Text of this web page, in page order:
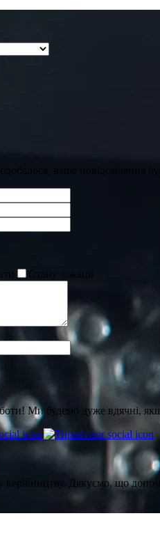
ваше повідомлення
Стану локації
Ми будемо дуже вдячні,
Дякуємо, що